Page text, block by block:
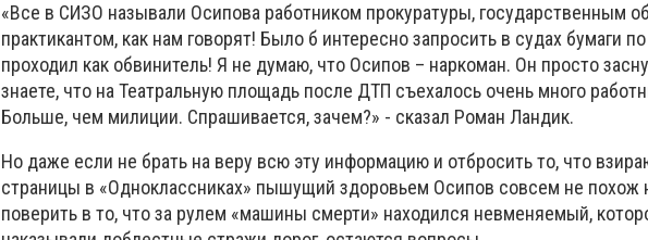
«Все в СИЗО называли Осипова работником прокуратуры, государственным
практикантом, как нам говорят! Было б интересно запросить в судах бумаги
проходил как обвинитель! Я не думаю, что Осипов – наркоман. Он просто
знаете, что на Театральную площадь после ДТП съехалось очень много
Больше, чем милиции. Спрашивается, зачем?» - сказал Роман Ландик.
Но даже если не брать на веру всю эту информацию и отбросить то, что
страницы в «Одноклассниках» пышущий здоровьем Осипов совсем не похож
поверить в то, что за рулем «машины смерти» находился невменяемый,